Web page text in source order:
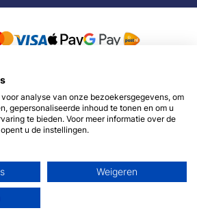
- 2026 - Sybshop.nl
analyse van onze bezoekersgegevens, om
gepersonaliseerde inhoud te tonen en om u
te bieden. Voor meer informatie over de
u de instellingen.
Weigeren